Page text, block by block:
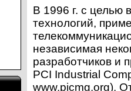
В 1996 г. с целью
технологий,
независимая
разработчиков и
PCI Industrial
www.picmg.org).